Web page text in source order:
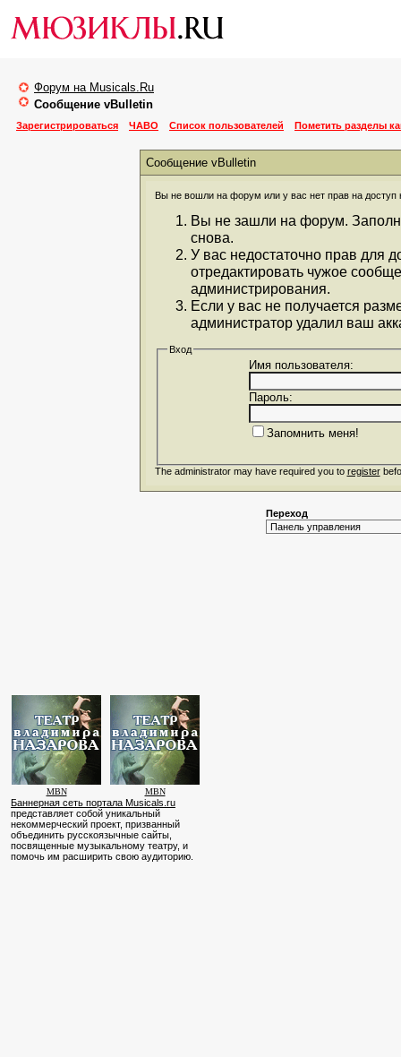
Форум на Musicals.Ru
Сообщение vBulletin
Зарегистрироваться ЧАВО Список пользователей Пометить разделы
Сообщение vBulletin
Вы не вошли на форум или у вас нет прав на доступ
Вы не зашли на форум.
снова.
У вас недостаточно прав для
отредактировать чужое
администрирования.
Если у вас не получается
администратор удалил ваш
Вход
Имя пользователя:
Пароль:
Запомнить меня!
The administrator may have required you to register
Переход
MBN MBN
Баннерная сеть портала Musicals.ru
представляет собой уникальный
некоммерческий проект, призванный
объединить русскоязычные сайты,
посвященные музыкальному театру, и
помочь им расширить свою аудиторию.